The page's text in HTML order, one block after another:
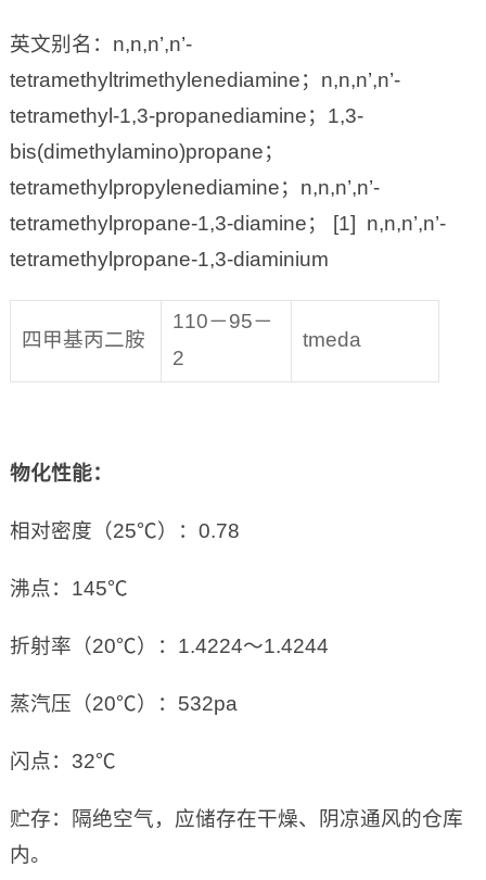
英文别名：n,n,n’,n’-
tetramethyltrimethylenediamine；n,n,n’,n’-
tetramethyl-1,3-propanediamine；1,3-
bis(dimethylamino)propane；
tetramethylpropylenediamine；n,n,n’,n’-
tetramethylpropane-1,3-diamine； [1] n,n,n’,n’-
tetramethylpropane-1,3-diaminium
四甲基丙二胺
110－95－
2
tmeda
物化性能：
相对密度（25℃）：0.78
沸点：145℃
折射率（20℃）：1.4224～1.4244
蒸汽压（20℃）：532pa
闪点：32℃
贮存：隔绝空气，应储存在干燥、阴凉通风的仓库
内。